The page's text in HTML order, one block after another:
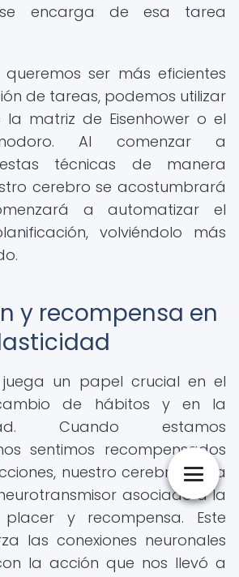
encarga de esa tarea
queremos ser más eficientes
de tareas, podemos utilizar
matriz de Eisenhower o el
Al comenzar a
técnicas de manera
cerebro se acostumbrará
a automatizar el
volviéndolo más
y recompensa en
un papel crucial en el
de hábitos y en la
Cuando estamos
sentimos recompensados
nuestro cerebro libera
asociado a la
y recompensa. Este
las conexiones neuronales
la acción que nos llevó a